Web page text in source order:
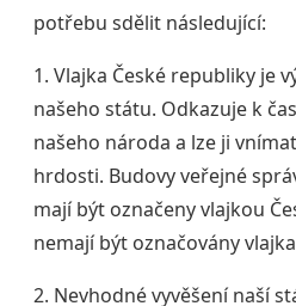
potřebu sdělit následující:
1. Vlajka České republiky je
našeho státu. Odkazuje k
našeho národa a lze ji
hrdosti. Budovy veřejné
mají být označeny vlajkou
nemají být označovány
2. Nevhodné vyvěšení naší